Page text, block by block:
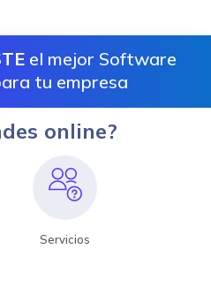
el mejor Software
tu empresa
online?
Servicios